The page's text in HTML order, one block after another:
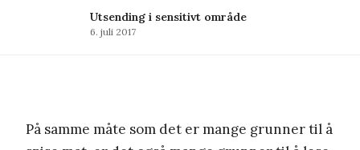
Utsending i sensitivt område
6. juli 2017
På samme måte som det er mange grunner til å